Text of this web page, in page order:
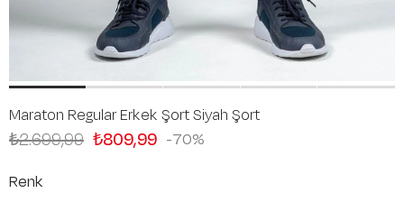
Maraton Regular Erkek Şort Siyah Şort
70
₺2.699,99 ₺809,99
Renk